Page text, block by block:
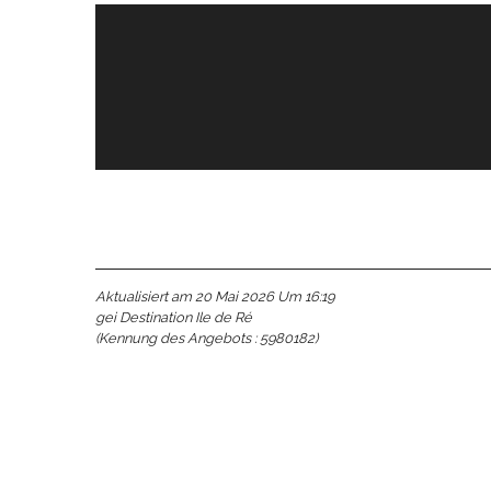
Aktualisiert am 20 Mai 2026 Um 16:19
gei Destination Ile de Ré
(Kennung des Angebots : 5980182)